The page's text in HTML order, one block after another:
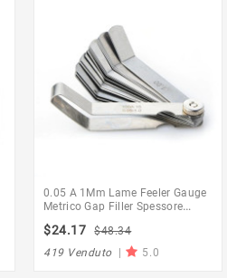
0.05 A 1Mm Lame Feeler Gauge
Metrico Gap Filler Spessore
Gauge Feeler Forniture Per La
Lavorazione Del Legno
$24.17
$48.34
419 Venduto | 5.0